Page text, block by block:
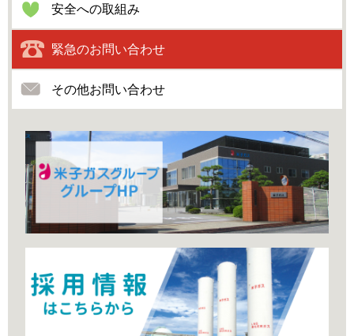
安全への取組み
緊急のお問い合わせ
その他お問い合わせ